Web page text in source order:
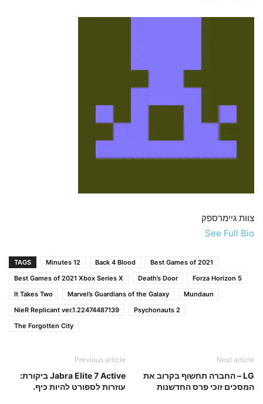
צוות גיימרספק
See Full Bio
TAGS 12 Minutes Back 4 Blood
Best Games of 2021
Best Games of 2021 Xbox Series X
Death’s Door
Forza Horizon 5
It Takes Two
Marvel’s Guardians of the Galaxy
Mundaun
NieR Replicant ver.1.22474487139
Psychonauts 2
The Forgotten City
Previous article
Jabra Elite 7 Active ביקורת:
עוזרות לספורט להיות כיף.
Next article
LG – החברה תחשוף בקרוב את
המסכים זוכי פרס החדשנות